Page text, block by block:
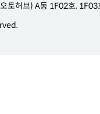
토허브) A동 1F02호, 1F03